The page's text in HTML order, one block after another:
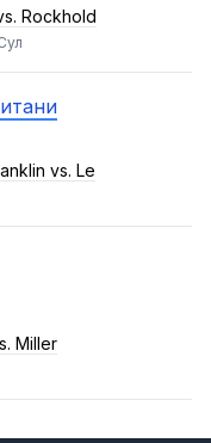
Rockhold
vs. Le
Miller